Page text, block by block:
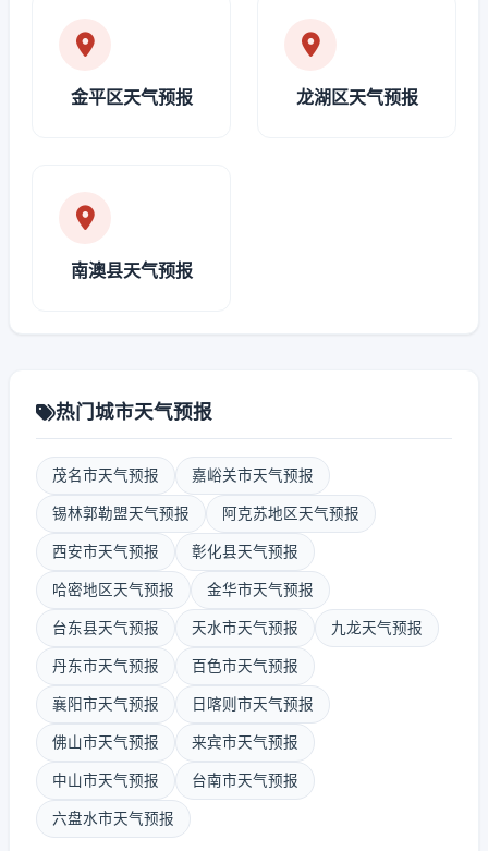
金平区天气预报 龙湖区天气预报
南澳县天气预报
热门城市天气预报
茂名市天气预报 嘉峪关市天气预报
锡林郭勒盟天气预报 阿克苏地区天气预报
西安市天气预报 彰化县天气预报
哈密地区天气预报 金华市天气预报
台东县天气预报 天水市天气预报 九龙天气预报
丹东市天气预报 百色市天气预报
襄阳市天气预报 日喀则市天气预报
佛山市天气预报 来宾市天气预报
中山市天气预报 台南市天气预报
六盘水市天气预报